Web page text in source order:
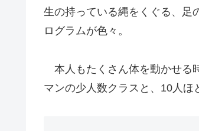
生の持っている縄をくぐる、足
ログラムが色々。
本人もたくさん体を動かせる
マンの少人数クラスと、10人ほ